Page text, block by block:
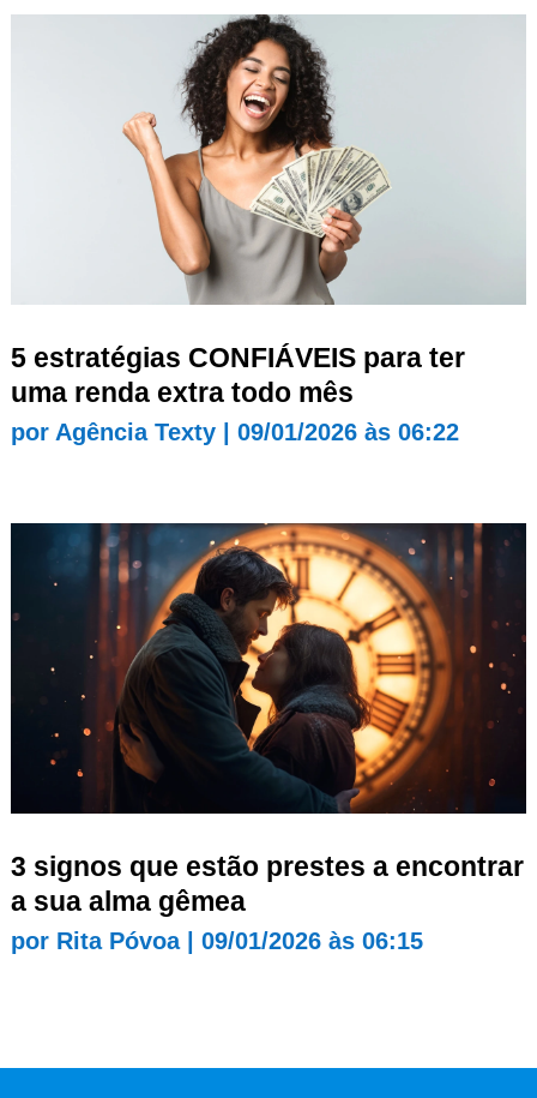
5 estratégias CONFIÁVEIS para ter
uma renda extra todo mês
por Agência Texty| 09/01/2026 às 06:22
3 signos que estão prestes a encontrar
a sua alma gêmea
por Rita Póvoa| 09/01/2026 às 06:15